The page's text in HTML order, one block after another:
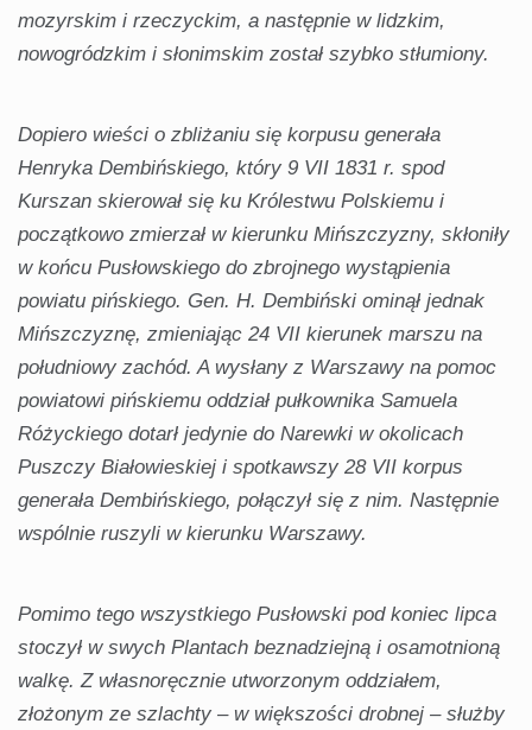
mozyrskim i rzeczyckim, a następnie w lidzkim,
nowogródzkim i słonimskim został szybko stłumiony.
Dopiero wieści o zbliżaniu się korpusu generała
Henryka Dembińskiego, który 9 VII 1831 r. spod
Kurszan skierował się ku Królestwu Polskiemu i
początkowo zmierzał w kierunku Mińszczyzny, skłoniły
w końcu Pusłowskiego do zbrojnego wystąpienia
powiatu pińskiego. Gen. H. Dembiński ominął jednak
Mińszczyznę, zmieniając 24 VII kierunek marszu na
południowy zachód. A wysłany z Warszawy na pomoc
powiatowi pińskiemu oddział pułkownika Samuela
Różyckiego dotarł jedynie do Narewki w okolicach
Puszczy Białowieskiej i spotkawszy 28 VII korpus
generała Dembińskiego, połączył się z nim. Następnie
wspólnie ruszyli w kierunku Warszawy.
Pomimo tego wszystkiego Pusłowski pod koniec lipca
stoczył w swych Plantach beznadziejną i osamotnioną
walkę. Z własnoręcznie utworzonym oddziałem,
złożonym ze szlachty – w większości drobnej – służby